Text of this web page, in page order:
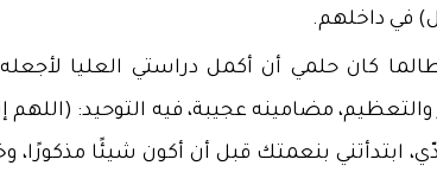
في داخلهم.
كان حلمي أن أكمل دراستي العليا
مضامينه عجيبة، فيه التوحيد: (اللهم
ابتدأتني بنعمتك قبل أن أكون شيئًا مذكورًا،